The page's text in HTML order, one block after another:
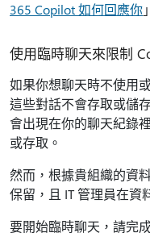
365 Copilot 如何回應你
使用臨時聊天來限制
如果你想聊天時不使用
這些對話不會存取或儲
會出現在你的聊天紀錄
或存取。
然而，根據貴組織的資
保留，且 IT 管理員在資
要開始臨時聊天，請完